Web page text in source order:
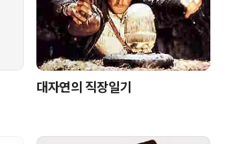
대자연의 직장일기